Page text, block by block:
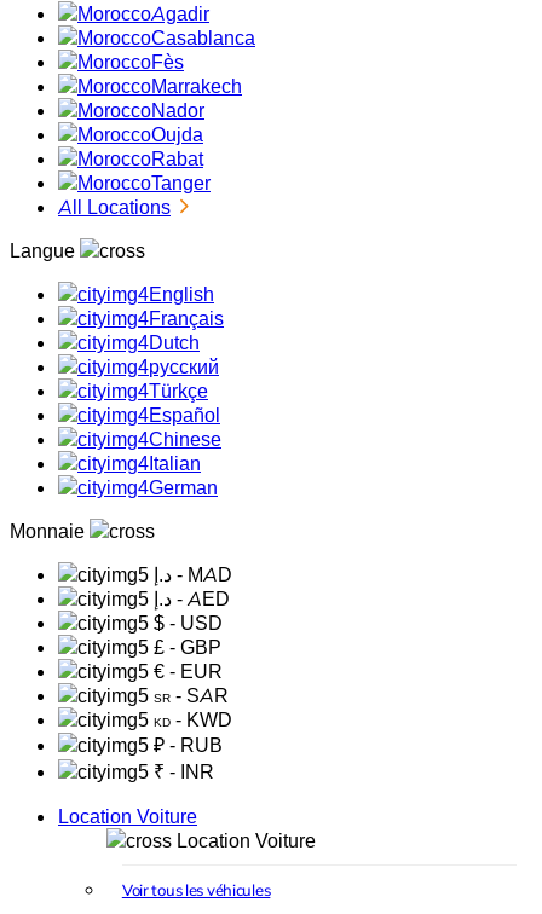
Agadir
Casablanca
Fès
Marrakech
Nador
Oujda
Rabat
Tanger
All Locations
Langue
English
Français
Dutch
русский
Türkçe
Español
Chinese
Italian
German
Monnaie
د.إ - MAD
د.إ - AED
$ - USD
£ - GBP
€ - EUR
SR - SAR
KD - KWD
₽ - RUB
₹ - INR
Location Voiture
Location Voiture
Voir tous les véhicules